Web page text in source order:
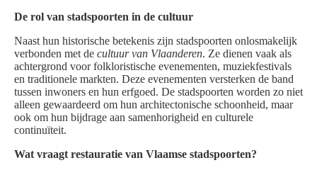
De rol van stadspoorten in de cultuur
Naast hun historische betekenis zijn stadspoorten onlosmakelijk
verbonden met de cultuur van Vlaanderen. Ze dienen vaak als
achtergrond voor folkloristische evenementen, muziekfestivals
en traditionele markten. Deze evenementen versterken de band
tussen inwoners en hun erfgoed. De stadspoorten worden zo niet
alleen gewaardeerd om hun architectonische schoonheid, maar
ook om hun bijdrage aan samenhorigheid en culturele
continuïteit.
Wat vraagt restauratie van Vlaamse stadspoorten?